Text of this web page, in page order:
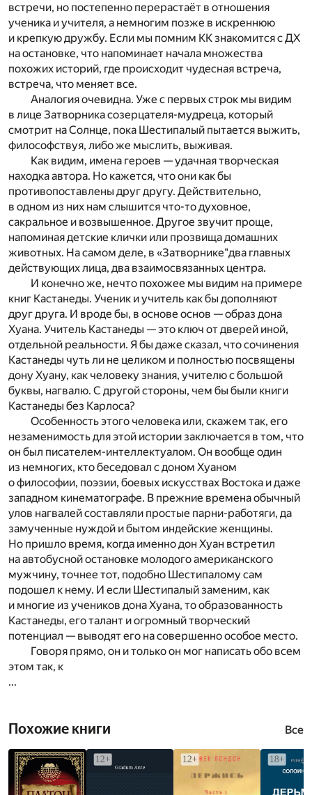
встречи, но постепенно перерастаёт в отношения
ученика и учителя, а немногим позже в искреннюю
и крепкую дружбу. Если мы помним КК знакомится с ДХ
на остановке, что напоминает начала множества
похожих историй, где происходит чудесная встреча,
встреча, что меняет все.
Аналогия очевидна. Уже с первых строк мы видим
в лице Затворника созерцателя-мудреца, который
смотрит на Солнце, пока Шестипалый пытается выжить,
философствуя, либо же мыслить, выживая.
Как видим, имена героев — удачная творческая
находка автора. Но кажется, что они как бы
противопоставлены друг другу. Действительно,
в одном из них нам слышится что-то духовное,
сакральное и возвышенное. Другое звучит проще,
напоминая детские клички или прозвища домашних
животных. На самом деле, в «Затворнике"два главных
действующих лица, два взаимосвязанных центра.
И конечно же, нечто похожее мы видим на примере
книг Кастанеды. Ученик и учитель как бы дополняют
друг друга. И вроде бы, в основе основ — образ дона
Хуана. Учитель Кастанеды — это ключ от дверей иной,
отдельной реальности. Я бы даже сказал, что сочинения
Кастанеды чуть ли не целиком и полностью посвящены
дону Хуану, как человеку знания, учителю с большой
буквы, нагвалю. С другой стороны, чем бы были книги
Кастанеды без Карлоса?
Особенность этого человека или, скажем так, его
незаменимость для этой истории заключается в том, что
он был писателем-интеллектуалом. Он вообще один
из немногих, кто беседовал с доном Хуаном
о философии, поэзии, боевых искусствах Востока и даже
западном кинематографе. В прежние времена обычный
улов нагвалей составляли простые парни-работяги, да
замученные нуждой и бытом индейские женщины.
Но пришло время, когда именно дон Хуан встретил
на автобусной остановке молодого американского
мужчину, точнее тот, подобно Шестипалому сам
подошел к нему. И если Шестипалый заменим, как
и многие из учеников дона Хуана, то образованность
Кастанеды, его талант и огромный творческий
потенциал — выводят его на совершенно особое место.
Говоря прямо, он и только он мог написать обо всем
этом так, к
...
Похожие книги Все